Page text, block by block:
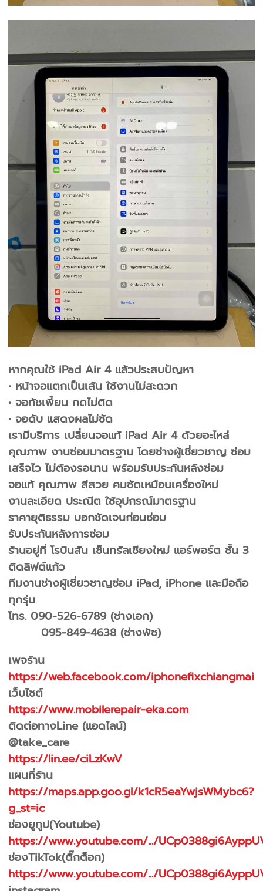
หากคุณใช้ iPad Air 4 แล้วประสบปัญหา
• หน้าจอแตกเป็นเส้น ใช้งานไม่สะดวก
• จอทัชเพี้ยน กดไม่ติด
• จอดับ แสดงผลไม่ชัด
เรามีบริการ เปลี่ยนจอแท้ iPad Air 4 ด้วยอะไหล่
คุณภาพ งานซ่อมมาตรฐาน โดยช่างผู้เชี่ยวชาญ ซ่อม
เสร็จไว ไม่ต้องรอนาน พร้อมรับประกันหลังซ่อม
จอแท้ คุณภาพ สีสวย คมชัดเหมือนเครื่องใหม่
งานละเอียด ประณีต ใช้อุปกรณ์มาตรฐาน
ราคายุติธรรม บอกชัดเจนก่อนซ่อม
รับประกันหลังการซ่อม
ร้านอยู่ที่ โรบินสัน เซ็นทรัลเชียงใหม่ แอร์พอร์ต ชั้น 3
ติดลิฟต์แก้ว
ทีมงานช่างผู้เชี่ยวชาญซ่อม iPad, iPhone และมือถือ
ทุกรุ่น
โทร. 090-526-6789 (ช่างเอก)
095-849-4638 (ช่างพัช)
เพจร้าน
https://web.facebook.com/iphonefixchiangmai
เว็บไซต์
https://www.mobilerepair-eka.com
ติดต่อทางLine (แอดไลน์)
@take_care
https://lin.ee/ciLzKwV
แผนที่ร้าน
https://maps.app.goo.gl/k1cR5eaYwjsWMybc6?
g_st=ic
ช่องยูทูป(Youtube)
https://www.youtube.com/.../
ช่องTikTok(ติ๊กต็อก)
https://www.youtube.com/.../